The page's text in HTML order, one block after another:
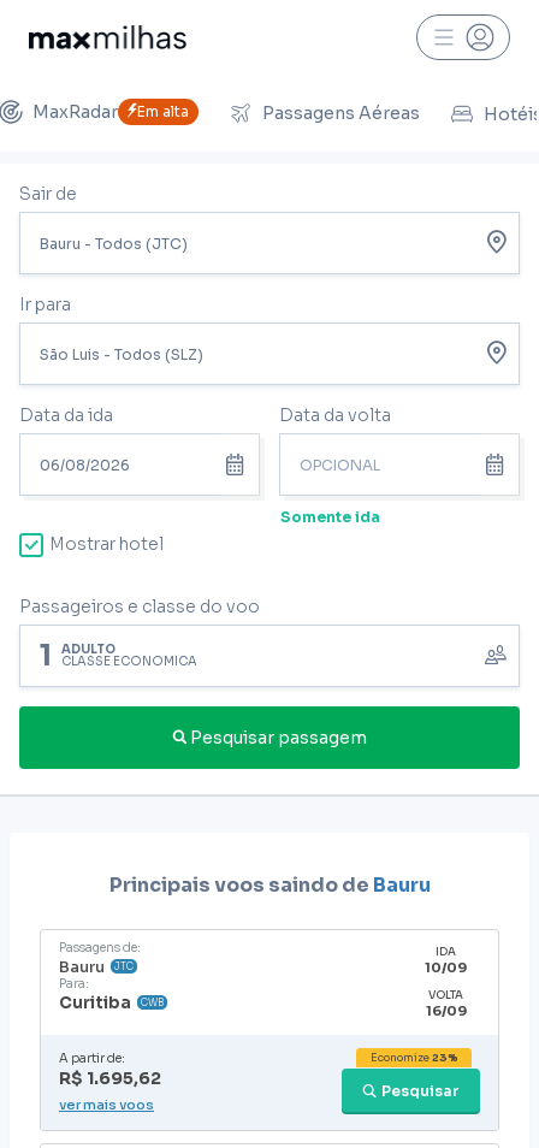
MaxRadar Em alta Passagens Aéreas
Sair de
Ir para
Data da ida Data da volta
Somente ida
Mostrar hotel
Passageiros e classe do voo
1 ADULTO
CLASSE ECONÔMICA
Pesquisar passagem
Principais voos saindo de Bauru
Passagens de:
Bauru JTC
Para:
Curitiba CWB
IDA
10/09
VOLTA
16/09
A partir de:
R$ 1.695,62
Pesquisar
Economize23%
ver mais voos